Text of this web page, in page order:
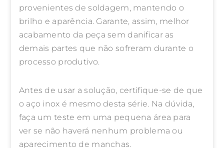
provenientes de soldagem, mantendo o
brilho e aparência. Garante, assim, melhor
acabamento da peça sem danificar as
demais partes que não sofreram durante o
processo produtivo.
Antes de usar a solução, certifique-se de que
o aço inox é mesmo desta série. Na dúvida,
faça um teste em uma pequena área para
ver se não haverá nenhum problema ou
aparecimento de manchas.